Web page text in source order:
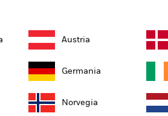
Austria
Germania
Norvegia